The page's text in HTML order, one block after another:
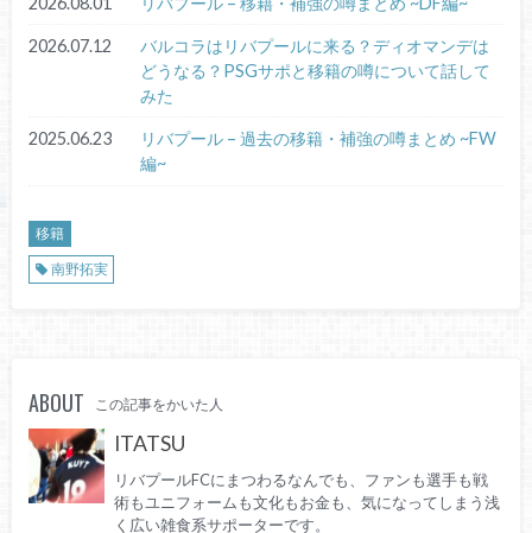
2026.07.12
バルコラはリバプールに来る？ディオマンデは
どうなる？PSGサポと移籍の噂について話して
みた
2025.06.23
リバプール – 過去の移籍・補強の噂まとめ ~FW
編~
移籍
南野拓実
ABOUT この記事をかいた人
ITATSU
リバプールFCにまつわるなんでも、ファンも選手も戦
術もユニフォームも文化もお金も、気になってしまう浅
く広い雑食系サポーターです。